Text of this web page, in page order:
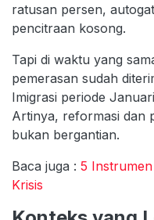
ratusan persen,
pencitraan kosong.
Tapi di waktu yang
pemerasan sudah
Imigrasi periode
Artinya, reformasi dan
bukan bergantian.
Baca juga : 5
Krisis